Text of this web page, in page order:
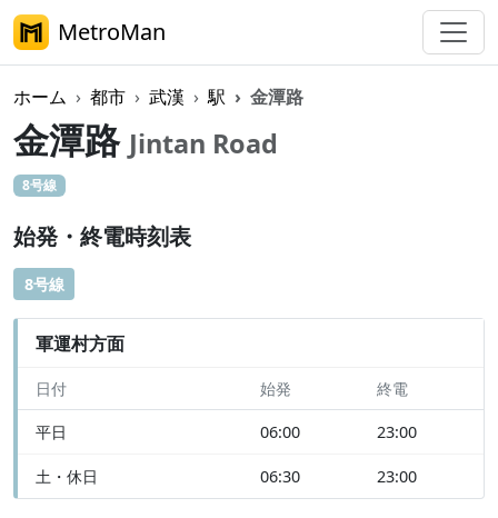
MetroMan
ホーム 都市 武漢 駅 金潭路
金潭路 Jintan Road
8号線
始発・終電時刻表
8号線
軍運村方面
日付 始発 終電
平日 06:00 23:00
土・休日 06:30 23:00